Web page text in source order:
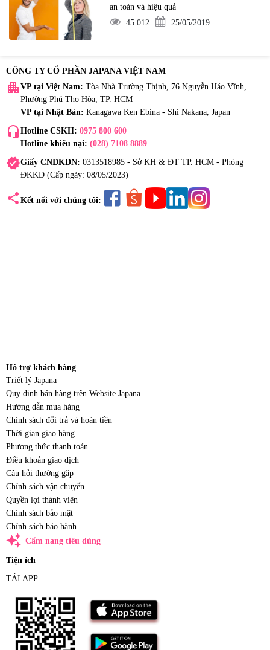
an toàn và hiệu quả
45.012
25/05/2019
CÔNG TY CỔ PHẦN JAPANA VIỆT NAM
apartment VP tại Việt Nam: Tòa Nhà Trường Thịnh, 76 Nguyễn Háo Vĩnh,
Phường Phú Thọ Hòa, TP. HCM
VP tại Nhật Bản: Kanagawa Ken Ebina - Shi Nakana, Japan
headset_mic Hotline CSKH: 0975 800 600
Hotline khiếu nại: (028) 7108 8889
verifiedGiấy CNĐKDN: 0313518985 - Sở KH & ĐT TP. HCM - Phòng
ĐKKD (Cấp ngày: 08/05/2023)
share Kết nối với chúng tôi:
Hỗ trợ khách hàng
Triết lý Japana
Quy định bán hàng trên Website Japana
Hướng dẫn mua hàng
Chính sách đổi trả và hoàn tiền
Thời gian giao hàng
Phương thức thanh toán
Điều khoản giao dịch
Câu hỏi thường gặp
Chính sách vận chuyển
Quyền lợi thành viên
Chính sách bảo mật
Chính sách bảo hành
auto_awesome Cẩm nang tiêu dùng
Tiện ích
TẢI APP